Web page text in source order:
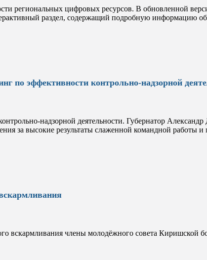
региональных цифровых ресурсов. В обновленной
раздел, содержащий подробную информацию об
по эффективности контрольно-надзорной
надзорной деятельности. Губернатор
за высокие результаты слаженной командной работы и
вскармливания члены молодёжного совета Киришской